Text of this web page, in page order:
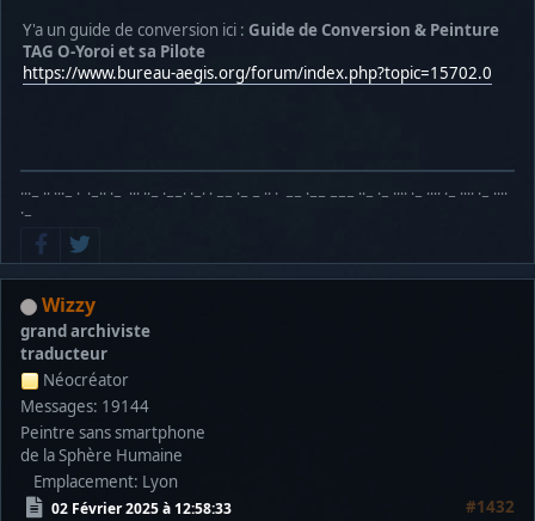
Y'a un guide de conversion ici : Guide de Conversion & Peinture
TAG O-Yoroi et sa Pilote
https://www.bureau-aegis.org/forum/index.php?topic=15702.0
···− ·· ···− · ·−·· ·− ··· ··− ·−−· ·−· · −− ·− − ·· · −− ·−− −−− ··− ·− ···· ·− ···· ·− ···· ·− ····
·−
Wizzy
grand archiviste
traducteur
Néocréator
Messages: 19144
Peintre sans smartphone
de la Sphère Humaine
Emplacement: Lyon
02 Février 2025 à 12:58:33
#1432